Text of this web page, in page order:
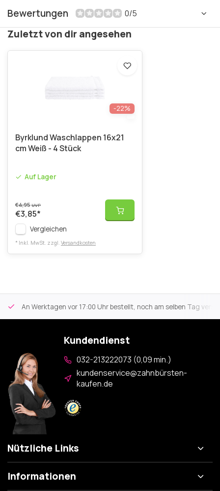
Bewertungen 0/5
Zuletzt von dir angesehen
-22%
Byrklund Waschlappen 16x21
cm Weiß - 4 Stück
Auf Lager
€4,95UVP
€3,85*
Vergleichen
* Inkl. MwSt. zzgl. Versandkosten
An Werktagen vor 17:00 Uhr bestellt, noch am selben Tag
Kundendienst
032-213222073 (0,09 min.)
kundenservice@zahnbürsten-
kaufen.de
Nützliche Links
Informationen